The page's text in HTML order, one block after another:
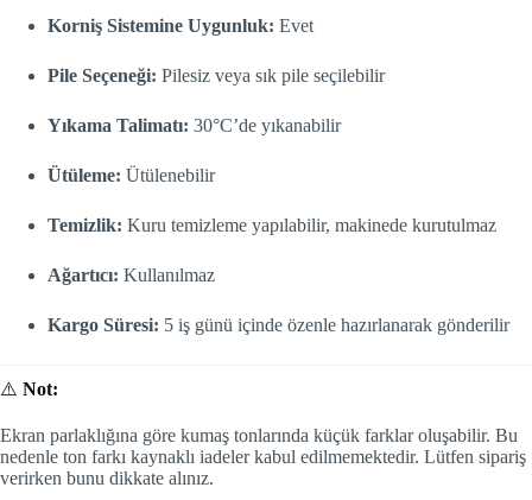
Korniş Sistemine Uygunluk: Evet
Pile Seçeneği: Pilesiz veya sık pile seçilebilir
Yıkama Talimatı: 30°C’de yıkanabilir
Ütüleme: Ütülenebilir
Temizlik: Kuru temizleme yapılabilir, makinede kurutulmaz
Ağartıcı: Kullanılmaz
Kargo Süresi: 5 iş günü içinde özenle hazırlanarak gönderilir
⚠️ Not:
Ekran parlaklığına göre kumaş tonlarında küçük farklar oluşabilir. Bu
nedenle ton farkı kaynaklı iadeler kabul edilmemektedir. Lütfen sipariş
verirken bunu dikkate alınız.